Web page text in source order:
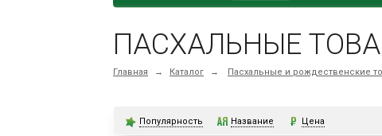
ПАСХАЛЬНЫЕ
Главная → Каталог → Пасхальные и рождественские
Популярность Название Цена